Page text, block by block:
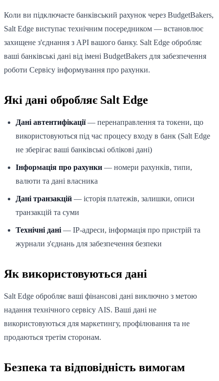
Коли ви підключаєте банківський рахунок через BudgetBakers,
Salt Edge виступає технічним посередником — встановлює
захищене з'єднання з API вашого банку. Salt Edge обробляє
ваші банківські дані від імені BudgetBakers для забезпечення
роботи Сервісу інформування про рахунки.
Які дані обробляє Salt Edge
Дані автентифікації— перенаправлення та токени, що
використовуються під час процесу входу в банк (Salt Edge
не зберігає ваші банківські облікові дані)
Інформація про рахунки — номери рахунків, типи,
валюти та дані власника
Дані транзакцій — історія платежів, залишки, описи
транзакцій та суми
Технічні дані — IP-адреси, інформація про пристрій та
журнали з'єднань для забезпечення безпеки
Як використовуються дані
Salt Edge обробляє ваші фінансові дані виключно з метою
надання технічного сервісу AIS. Ваші дані не
використовуються для маркетингу, профілювання та не
продаються третім сторонам.
Безпека та відповідність вимогам